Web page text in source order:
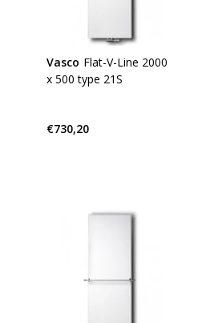
Vasco Flat-V-Line 2000
x 500 type 21S
€730,20